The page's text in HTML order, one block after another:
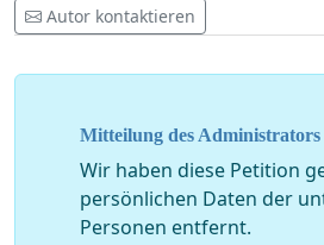
Stadtzentrum eine Taxistandplatz
Autor kontaktieren
Mitteilung des Administrators
Wir haben diese Petition
persönlichen Daten der
Personen entfernt.